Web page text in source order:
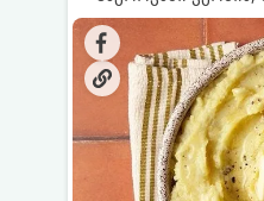
ნაღების-
ძალიან მარტივია,
საიდუმლო,
პიურე იდეალურად